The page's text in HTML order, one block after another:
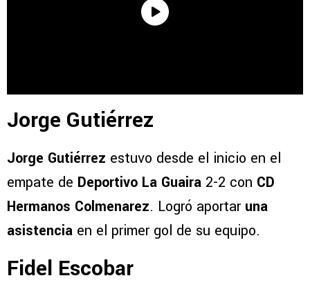
Jorge Gutiérrez
Jorge Gutiérrez estuvo desde el inicio en el
empate de Deportivo La Guaira 2-2 con CD
Hermanos Colmenarez. Logró aportar una
asistencia en el primer gol de su equipo.
Fidel Escobar